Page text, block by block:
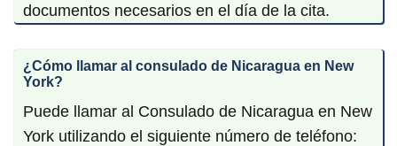
documentos necesarios en el día de la cita.
¿Cómo llamar al consulado de Nicaragua en New
York?
Puede llamar al Consulado de Nicaragua en New
York utilizando el siguiente número de teléfono: